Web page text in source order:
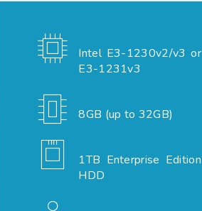
Intel E3-1230v2/v3 or
E3-1231v3
8GB (up to 32GB)
1TB Enterprise Edition
HDD